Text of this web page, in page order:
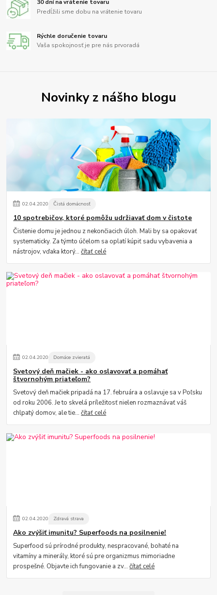
30 dní na vrátenie tovaru
Predĺžili sme dobu na vrátenie tovaru
Rýchle doručenie tovaru
Vaša spokojnosť je pre nás prvoradá
Novinky z nášho blogu
02.04.2020 Čistá domácnosť
10 spotrebičov, ktoré pomôžu udržiavať dom v čistote
Čistenie domu je jednou z nekončiacich úloh. Mali by sa opakovať
systematicky. Za týmto účelom sa oplatí kúpiť sadu vybavenia a
nástrojov, vďaka ktorý...čítať celé
02.04.2020 Domáce zvieratá
Svetový deň mačiek - ako oslavovať a pomáhať
štvornohým priateľom?
Svetový deň mačiek pripadá na 17. februára a oslavuje sa v Poľsku
od roku 2006. Je to skvelá príležitosť nielen rozmaznávať váš
chlpatý domov, ale tie...čítať celé
02.04.2020 Zdravá strava
Ako zvýšiť imunitu? Superfoods na posilnenie!
Superfood sú prírodné produkty, nespracované, bohaté na
vitamíny a minerály, ktoré sú pre organizmus mimoriadne
prospešné. Objavte ich fungovanie a zv...čítať celé